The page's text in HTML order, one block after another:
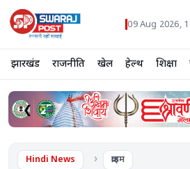
09 Aug 2026,
झारखंड राजनीति खेल हेल्थ शिक्षा
❮
Hindi News क्राइम